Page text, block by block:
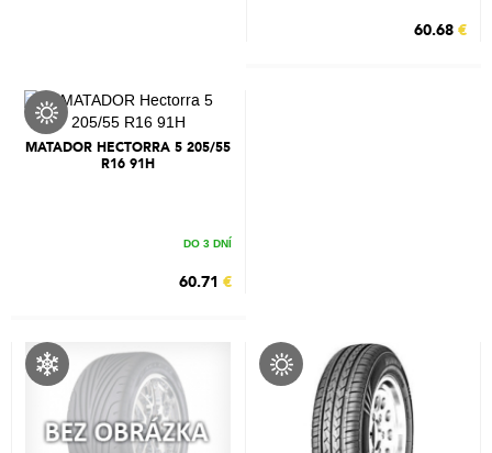
60.68 €
MATADOR HECTORRA 5 205/55
R16 91H
DO 3 DNÍ
60.71 €